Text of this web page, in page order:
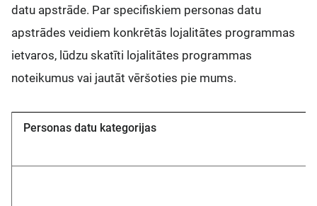
datu apstrāde. Par specifiskiem personas datu
apstrādes veidiem konkrētās lojalitātes programmas
ietvaros, lūdzu skatīti lojalitātes programmas
noteikumus vai jautāt vēršoties pie mums.
Personas datu kategorijas